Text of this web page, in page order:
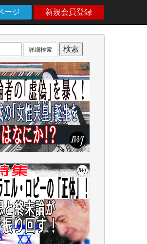
ージ 新規会員登録
詳細検索